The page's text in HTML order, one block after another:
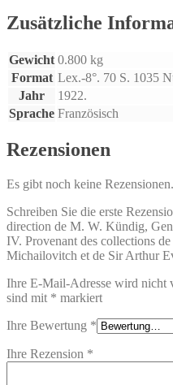
de
S
I.
le
Grand-
Duc
Alexandre
et
Sir
Arthur
Evans.
Menge
Zusätzliche
Gewicht 0.800 kg
Format Lex.-8°. 70 S. 1035
Jahr
1922.
Sprache Französisch
Rezensionen
Es gibt noch keine Rezensionen.
Schreiben Sie die erste
direction de M. W. Kündig,
IV. Provenant des collections
Michailovitch et de Sir Arthur
Ihre E-Mail-Adresse wird nicht
sind mit * markiert
Ihre Bewertung *
Ihre Rezension *